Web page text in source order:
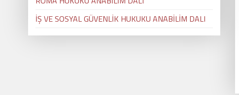
İŞ VE SOSYAL GÜVENLİK HUKUKU ANABİLİM DALI